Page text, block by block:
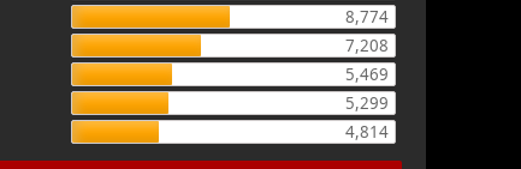
8,774
7,208
5,469
5,299
4,814